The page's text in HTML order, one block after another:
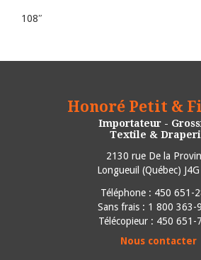
108″
Honoré Petit &
Importateur -
Textile &
2130 rue De la
Longueuil (Québec)
Téléphone : 450 651-
Sans frais : 1 800 363-
Télécopieur : 450 651-
Nous contacter